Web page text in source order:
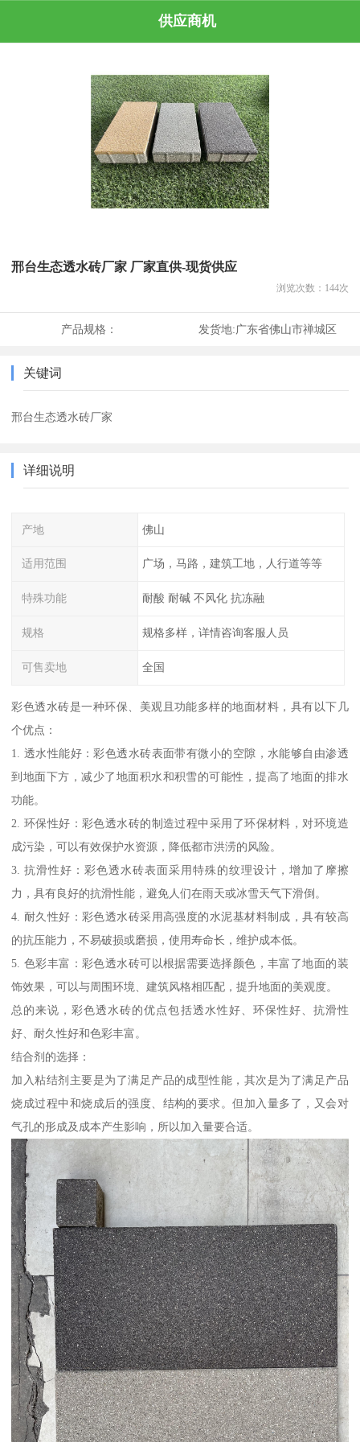
供应商机
邢台生态透水砖厂家 厂家直供-现货供应
浏览次数： 144次
产品规格： 发货地:广东省佛山市禅城区
关键词
邢台生态透水砖厂家
详细说明
产地 佛山
适用范围 广场，马路，建筑工地，人行道等等
特殊功能 耐酸 耐碱 不风化 抗冻融
规格 规格多样，详情咨询客服人员
可售卖地 全国
彩色透水砖是一种环保、美观且功能多样的地面材料，具有以下几
个优点：
1. 透水性能好：彩色透水砖表面带有微小的空隙，水能够自由渗透
到地面下方，减少了地面积水和积雪的可能性，提高了地面的排水
功能。
2. 环保性好：彩色透水砖的制造过程中采用了环保材料，对环境造
成污染，可以有效保护水资源，降低都市洪涝的风险。
3. 抗滑性好：彩色透水砖表面采用特殊的纹理设计，增加了摩擦
力，具有良好的抗滑性能，避免人们在雨天或冰雪天气下滑倒。
4. 耐久性好：彩色透水砖采用高强度的水泥基材料制成，具有较高
的抗压能力，不易破损或磨损，使用寿命长，维护成本低。
5. 色彩丰富：彩色透水砖可以根据需要选择颜色，丰富了地面的装
饰效果，可以与周围环境、建筑风格相匹配，提升地面的美观度。
总的来说，彩色透水砖的优点包括透水性好、环保性好、抗滑性
好、耐久性好和色彩丰富。
结合剂的选择：
加入粘结剂主要是为了满足产品的成型性能，其次是为了满足产品
烧成过程中和烧成后的强度、结构的要求。但加入量多了，又会对
气孔的形成及成本产生影响，所以加入量要合适。